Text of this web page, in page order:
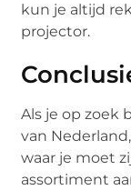
kun je altijd
projector.
Als je op zoek
van
waar je moet
assortiment